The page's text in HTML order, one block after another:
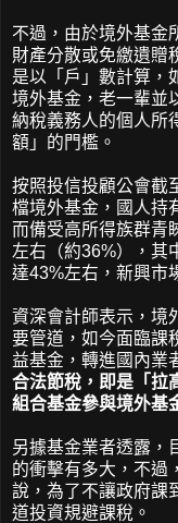
不過，由於境外基金
財產分散或免繳遺贈
是以「戶」數計算，
境外基金，老一輩並
納稅義務人的個人所
額」的門檻。
按照投信投顧公會截
檔境外基金，國人持
而備受高所得族群青
左右（約36%），其
達43%左右，新興市
資深會計師表示，境
要管道，如今面臨課
益基金，轉進國內業
合法節稅，即是「拉
組合基金參與境外基
另據基金業者透露，
的衝擊有多大，不過
說，為了不讓政府課
道投資規避課稅。